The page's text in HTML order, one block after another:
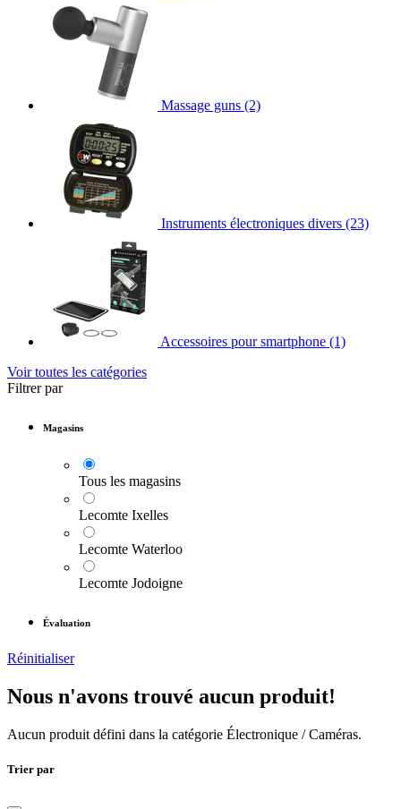
Massage guns (2)
Instruments électroniques divers (23)
Accessoires pour smartphone (1)
Voir toutes les catégories
Filtrer par
Magasins
Tous les magasins
Lecomte Ixelles
Lecomte Waterloo
Lecomte Jodoigne
Évaluation
Réinitialiser
Nous n'avons trouvé aucun produit!
Aucun produit défini dans la catégorie Électronique / Caméras.
Trier par